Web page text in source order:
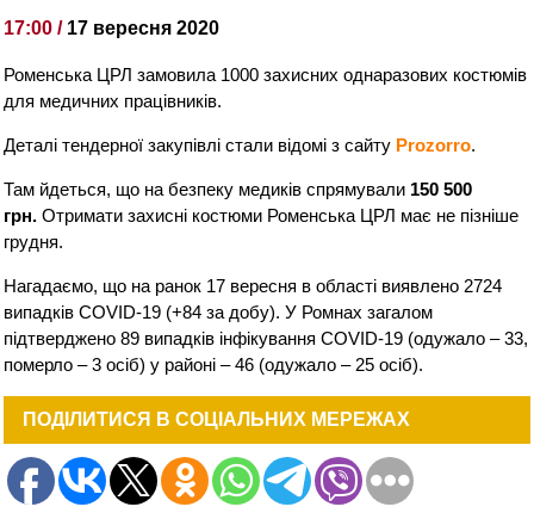
17:00 / 17 вересня 2020
Роменська ЦРЛ замовила 1000 захисних однаразових костюмів
для медичних працівників.
Деталі тендерної закупівлі стали відомі з сайту Prozorro.
Там йдеться, що на безпеку медиків спрямували 150 500
грн.Отримати захисні костюми Роменська ЦРЛ має не пізніше
грудня.
Нагадаємо, що на ранок 17 вересня в області виявлено 2724
випадків COVID-19 (+84 за добу). У Ромнах загалом
підтверджено 89 випадків інфікування COVID-19 (одужало – 33,
померло – 3 осіб) у районі – 46 (одужало – 25 осіб).
ПОДІЛИТИСЯ В СОЦІАЛЬНИХ МЕРЕЖАХ